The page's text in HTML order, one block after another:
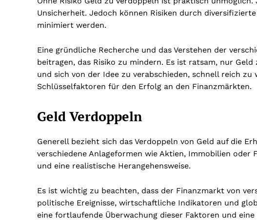
Unsicherheit. Jedoch können Risiken durch
minimiert werden.
Eine gründliche Recherche und das Verstehen der
beitragen, das Risiko zu mindern. Es ist ratsam, nur
und sich von der Idee zu verabschieden, schnell reich zu
Schlüsselfaktoren für den Erfolg an den Finanzmärkten.
Geld Verdoppeln
Generell bezieht sich das Verdoppeln von Geld auf die
verschiedene Anlageformen wie Aktien, Immobilien oder
und eine realistische Herangehensweise.
Es ist wichtig zu beachten, dass der Finanzmarkt von
politische Ereignisse, wirtschaftliche Indikatoren und
eine fortlaufende Überwachung dieser Faktoren und